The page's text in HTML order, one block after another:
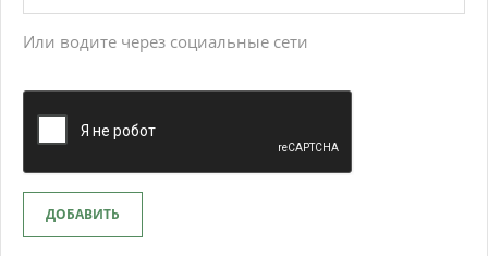
Или водите через социальные сети
ДОБАВИТЬ